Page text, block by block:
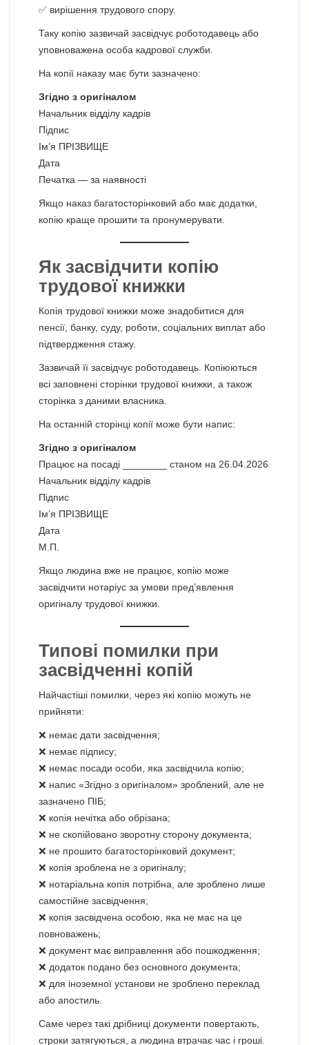
✅ вирішення трудового спору.
Таку копію зазвичай засвідчує роботодавець або
уповноважена особа кадрової служби.
На копії наказу має бути зазначено:
Згідно з оригіналом
Начальник відділу кадрів
Підпис
Ім’я ПРІЗВИЩЕ
Дата
Печатка — за наявності
Якщо наказ багатосторінковий або має додатки,
копію краще прошити та пронумерувати.
Як засвідчити копію
трудової книжки
Копія трудової книжки може знадобитися для
пенсії, банку, суду, роботи, соціальних виплат або
підтвердження стажу.
Зазвичай її засвідчує роботодавець. Копіюються
всі заповнені сторінки трудової книжки, а також
сторінка з даними власника.
На останній сторінці копії може бути напис:
Згідно з оригіналом
Працює на посаді ________ станом на 26.04.2026
Начальник відділу кадрів
Підпис
Ім’я ПРІЗВИЩЕ
Дата
М.П.
Якщо людина вже не працює, копію може
засвідчити нотаріус за умови пред’явлення
оригіналу трудової книжки.
Типові помилки при
засвідченні копій
Найчастіші помилки, через які копію можуть не
прийняти:
❌ немає дати засвідчення;
❌ немає підпису;
❌ немає посади особи, яка засвідчила копію;
❌ напис «Згідно з оригіналом» зроблений, але не
зазначено ПІБ;
❌ копія нечітка або обрізана;
❌ не скопійовано зворотну сторону документа;
❌ не прошито багатосторінковий документ;
❌ копія зроблена не з оригіналу;
❌ нотаріальна копія потрібна, але зроблено лише
самостійне засвідчення;
❌ копія засвідчена особою, яка не має на це
повноважень;
❌ документ має виправлення або пошкодження;
❌ додаток подано без основного документа;
❌ для іноземної установи не зроблено переклад
або апостиль.
Саме через такі дрібниці документи повертають,
строки затягуються, а людина втрачає час і гроші.